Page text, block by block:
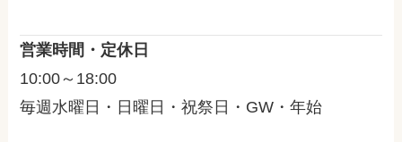
営業時間・定休日
10:00～18:00
毎週水曜日・日曜日・祝祭日・GW・年始